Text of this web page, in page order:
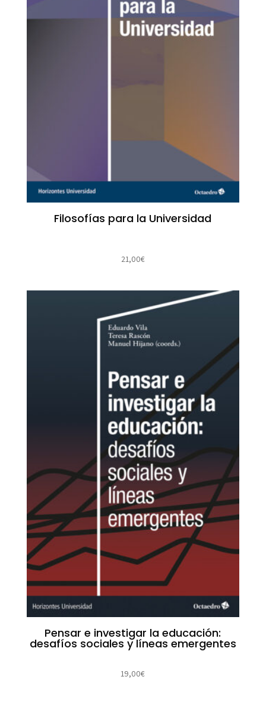
Filosofías para la Universidad
21,00€
Pensar e investigar la educación:
desafíos sociales y líneas emergentes
19,00€